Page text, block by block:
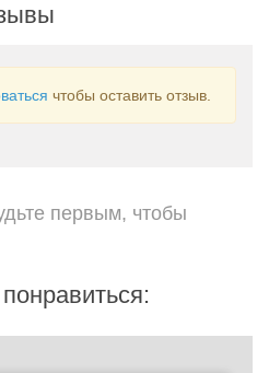
чтобы оставить отзыв.
первым, чтобы